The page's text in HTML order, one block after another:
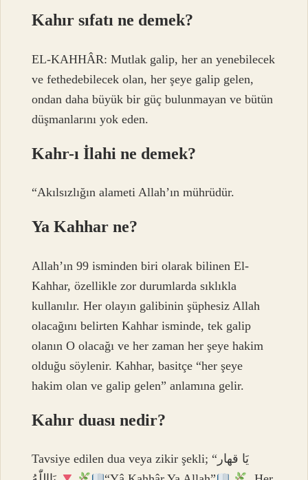
Kahır sıfatı ne demek?
EL-KAHHÂR: Mutlak galip, her an yenebilecek
ve fethedebilecek olan, her şeye galip gelen,
ondan daha büyük bir güç bulunmayan ve bütün
düşmanlarını yok eden.
Kahr-ı İlahi ne demek?
“Akılsızlığın alameti Allah’ın mührüdür.
Ya Kahhar ne?
Allah’ın 99 isminden biri olarak bilinen El-
Kahhar, özellikle zor durumlarda sıklıkla
kullanılır. Her olayın galibinin şüphesiz Allah
olacağını belirten Kahhar isminde, tek galip
olanın O olacağı ve her zaman her şeye hakim
olduğu söylenir. Kahhar, basitçe “her şeye
hakim olan ve galip gelen” anlamına gelir.
Kahır duası nedir?
Tavsiye edilen dua veya zikir şekli; “يَا قهار